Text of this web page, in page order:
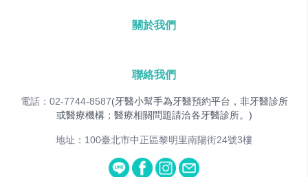
關於我們
聯絡我們
電話：02-7744-8587(牙醫小幫手為牙醫預約平台，非牙醫診所
或醫療機構；醫療相關問題請洽各牙醫診所。)
地址：100臺北市中正區黎明里南陽街24號3樓